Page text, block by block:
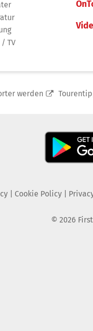
TV
werden
| Cookie Policy|
© 2026